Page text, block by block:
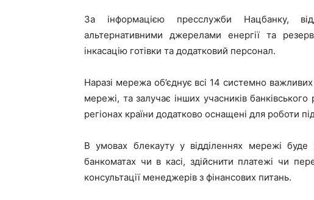
За інформацією пресслужби Нацбанку,
альтернативними джерелами енергії та
інкасацію готівки та додатковий персонал.
Наразі мережа об’єднує всі 14 системно
мережі, та залучає інших учасників
регіонах країни додатково оснащені для роботи
В умовах блекауту у відділеннях мережі буде
банкоматах чи в касі, здійснити платежі чи
консультації менеджерів з фінансових питань.